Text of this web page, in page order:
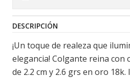
DESCRIPCIÓN
¡Un toque de realeza que
elegancia! Colgante reina con
de 2.2 cm y 2.6 grs en oro